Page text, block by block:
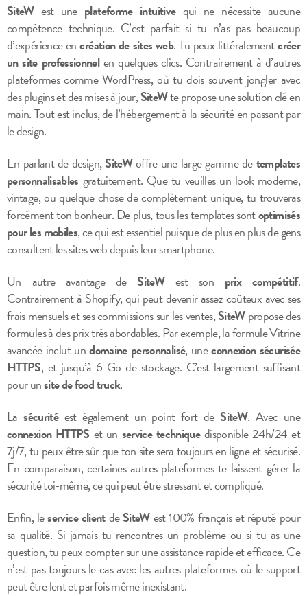
SiteWest une plateforme intuitivequi ne nécessite aucune
compétence technique. C’est parfait si tu n’as pas beaucoup
d’expérience encréation de sites web. Tu peux littéralementcréer
un site professionnelen quelques clics. Contrairement à d’autres
plateformes comme WordPress, où tu dois souvent jongler avec
des plugins et des mises à jour,SiteWte propose une solution clé en
main. Tout est inclus, de l’hébergement à la sécurité en passant par
le design.
En parlant de design,SiteWoffre une large gamme detemplates
personnalisables gratuitement. Que tu veuilles un look moderne,
vintage, ou quelque chose de complètement unique, tu trouveras
forcément ton bonheur. De plus, tous les templates sontoptimisés
pour les mobiles, ce qui est essentiel puisque de plus en plus de gens
consultent les sites web depuis leur smartphone.
Un autre avantage de SiteWest son prix compétitif.
Contrairement à Shopify, qui peut devenir assez coûteux avec ses
frais mensuels et ses commissions sur les ventes,SiteWpropose des
formules à des prix très abordables. Par exemple, la formule Vitrine
avancée inclut undomaine personnalisé, uneconnexion sécurisée
HTTPS, et jusqu’à 6 Go de stockage. C’est largement suffisant
pour unsite de food truck.
Lasécuritéest également un point fort de SiteW. Avec une
connexion HTTPS et un service techniquedisponible 24h/24 et
7j/7, tu peux être sûr que ton site sera toujours en ligne et sécurisé.
En comparaison, certaines autres plateformes te laissent gérer la
sécurité toi-même, ce qui peut être stressant et compliqué.
Enfin, leservice clientdeSiteWest 100% français et réputé pour
sa qualité. Si jamais tu rencontres un problème ou si tu as une
question, tu peux compter sur une assistance rapide et efficace. Ce
n’est pas toujours le cas avec les autres plateformes où le support
peut être lent et parfois même inexistant.